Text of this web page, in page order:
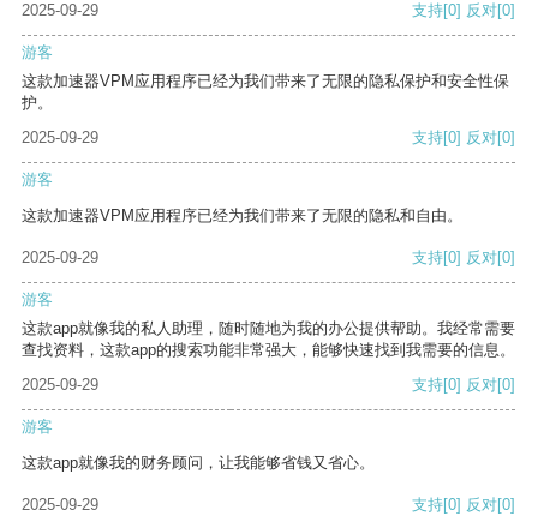
2025-09-29 支持[0] 反对[0]
游客
这款加速器VPM应用程序已经为我们带来了无限的隐私保护和安全性保
护。
2025-09-29
支持[0] 反对[0]
游客
这款加速器VPM应用程序已经为我们带来了无限的隐私和自由。
2025-09-29 支持[0] 反对[0]
游客
这款app就像我的私人助理，随时随地为我的办公提供帮助。我经常需要
查找资料，这款app的搜索功能非常强大，能够快速找到我需要的信息。
2025-09-29
支持[0] 反对[0]
游客
这款app就像我的财务顾问，让我能够省钱又省心。
2025-09-29 支持[0] 反对[0]